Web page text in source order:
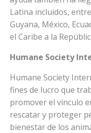
Latina incluidos,
Guyana, México,
el Caribe a la
Humane Society
Humane Society
fines de lucro que
promover el vínculo
rescatar y proteger
bienestar de los